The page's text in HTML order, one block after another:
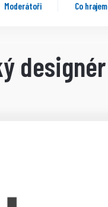
Moderátoři Co
designér